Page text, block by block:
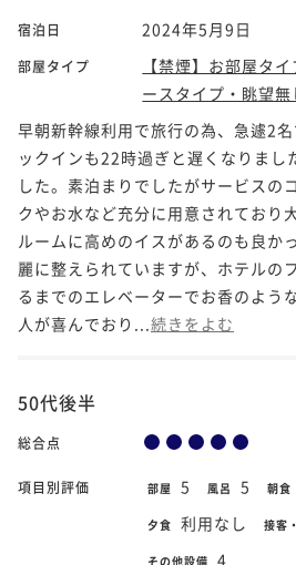
宿泊日 2024年5月9日
部屋タイプ
【禁煙】お部屋タ
ースタイプ・眺望無
早朝新幹線利用で旅行の為、急遽2
ックインも22時過ぎと遅くなりまし
した。素泊まりでしたがサービスの
クやお水など充分に用意されており
ルームに高めのイスがあるのも良か
麗に整えられていますが、ホテルの
るまでのエレベーターでお香のよう
人が喜んでおり... 続きをよむ
50代後半
総合点
項目別評価 部屋 5 風呂 5 朝食
夕食 利用なし 接客
その他設備 4